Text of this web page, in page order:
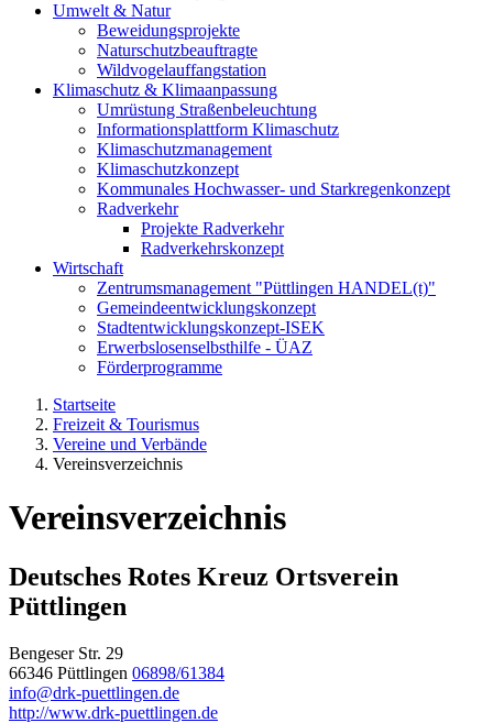
Umwelt & Natur
Beweidungsprojekte
Naturschutzbeauftragte
Wildvogelauffangstation
Klimaschutz & Klimaanpassung
Umrüstung Straßenbeleuchtung
Informationsplattform Klimaschutz
Klimaschutzmanagement
Klimaschutzkonzept
Kommunales Hochwasser- und Starkregenkonzept
Radverkehr
Projekte Radverkehr
Radverkehrskonzept
Wirtschaft
Zentrumsmanagement "Püttlingen HANDEL(t)"
Gemeindeentwicklungskonzept
Stadtentwicklungskonzept-ISEK
Erwerbslosenselbsthilfe - ÜAZ
Förderprogramme
Startseite
Freizeit & Tourismus
Vereine und Verbände
Vereinsverzeichnis
Vereinsverzeichnis
Deutsches Rotes Kreuz Ortsverein
Püttlingen
Bengeser Str. 29
66346 Püttlingen 06898/61384
info@drk-puettlingen.de
http://www.drk-puettlingen.de